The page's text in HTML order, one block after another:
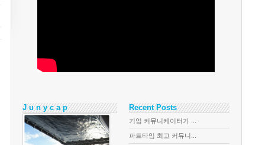
J u n y c a p Recent Posts
기업 커뮤니케이터가 ...
파트타임 최고 커뮤니...